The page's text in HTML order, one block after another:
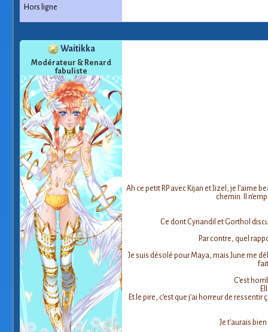
Hors ligne
Waitikka
Modérateur & Renard
fabuliste
Ah ce petit RP avec Kijan et Jizel, je l’aime
chemin. Il
Ce dont Cyriandil et Gorthol
Par contre, quel
Je suis désolé pour Maya, mais June me
C’est
Et le pire, c’est que j’ai horreur de
Je t’aurais